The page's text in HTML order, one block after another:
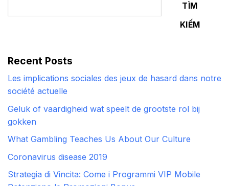
TÌM
KIẾM
Recent Posts
Les implications sociales des jeux de hasard dans notre
société actuelle
Geluk of vaardigheid wat speelt de grootste rol bij
gokken
What Gambling Teaches Us About Our Culture
Coronavirus disease 2019
Strategia di Vincita: Come i Programmi VIP Mobile